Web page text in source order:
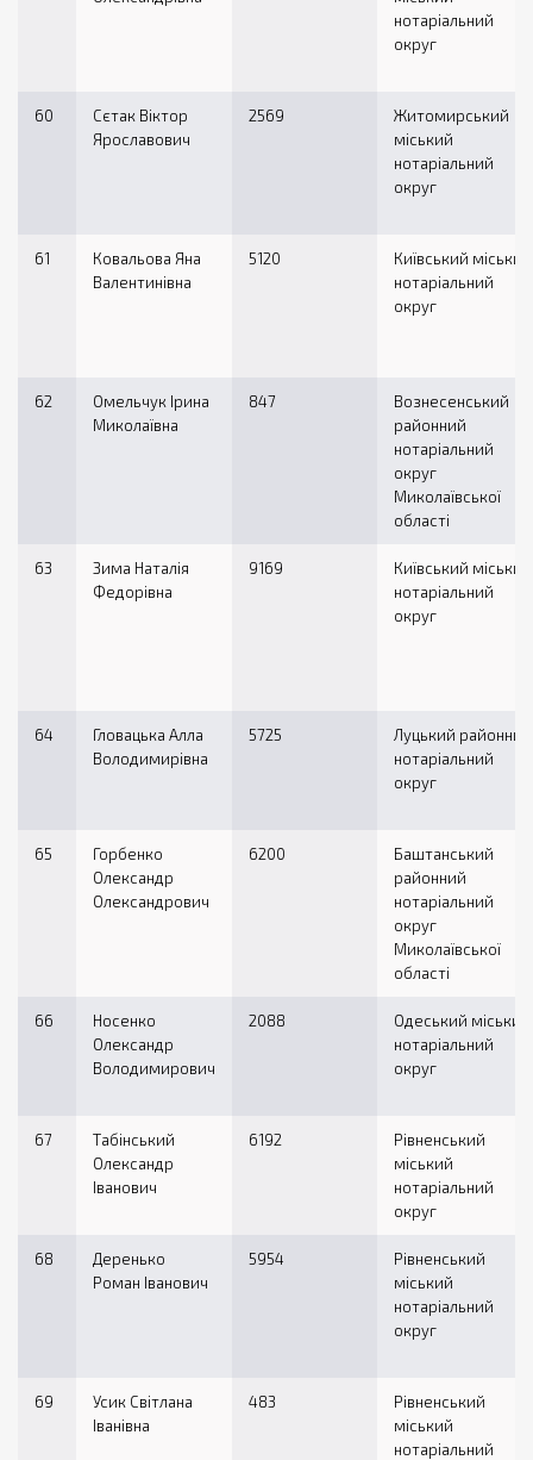
нотаріальний
округ
60
Сєтак Віктор
Ярославович
2569
Житомирський
міський
нотаріальний
округ
61
Ковальова Яна
Валентинівна
5120
Київський міський
нотаріальний
округ
62
Омельчук Ірина
Миколаївна
847
Вознесенський
районний
нотаріальний
округ
Миколаївської
області
63
Зима Наталія
Федорівна
9169
Київський міський
нотаріальний
округ
64
Гловацька Алла
Володимирівна
5725
Луцький районний
нотаріальний
округ
65
Горбенко
Олександр
Олександрович
6200
Баштанський
районний
нотаріальний
округ
Миколаївської
області
66
Носенко
Олександр
Володимирович
2088
Одеський міський
нотаріальний
округ
67
Табінський
Олександр
Іванович
6192
Рівненський
міський
нотаріальний
округ
68
Деренько
Роман Іванович
5954
Рівненський
міський
нотаріальний
округ
69
Усик Світлана
Іванівна
483
Рівненський
міський
нотаріальний